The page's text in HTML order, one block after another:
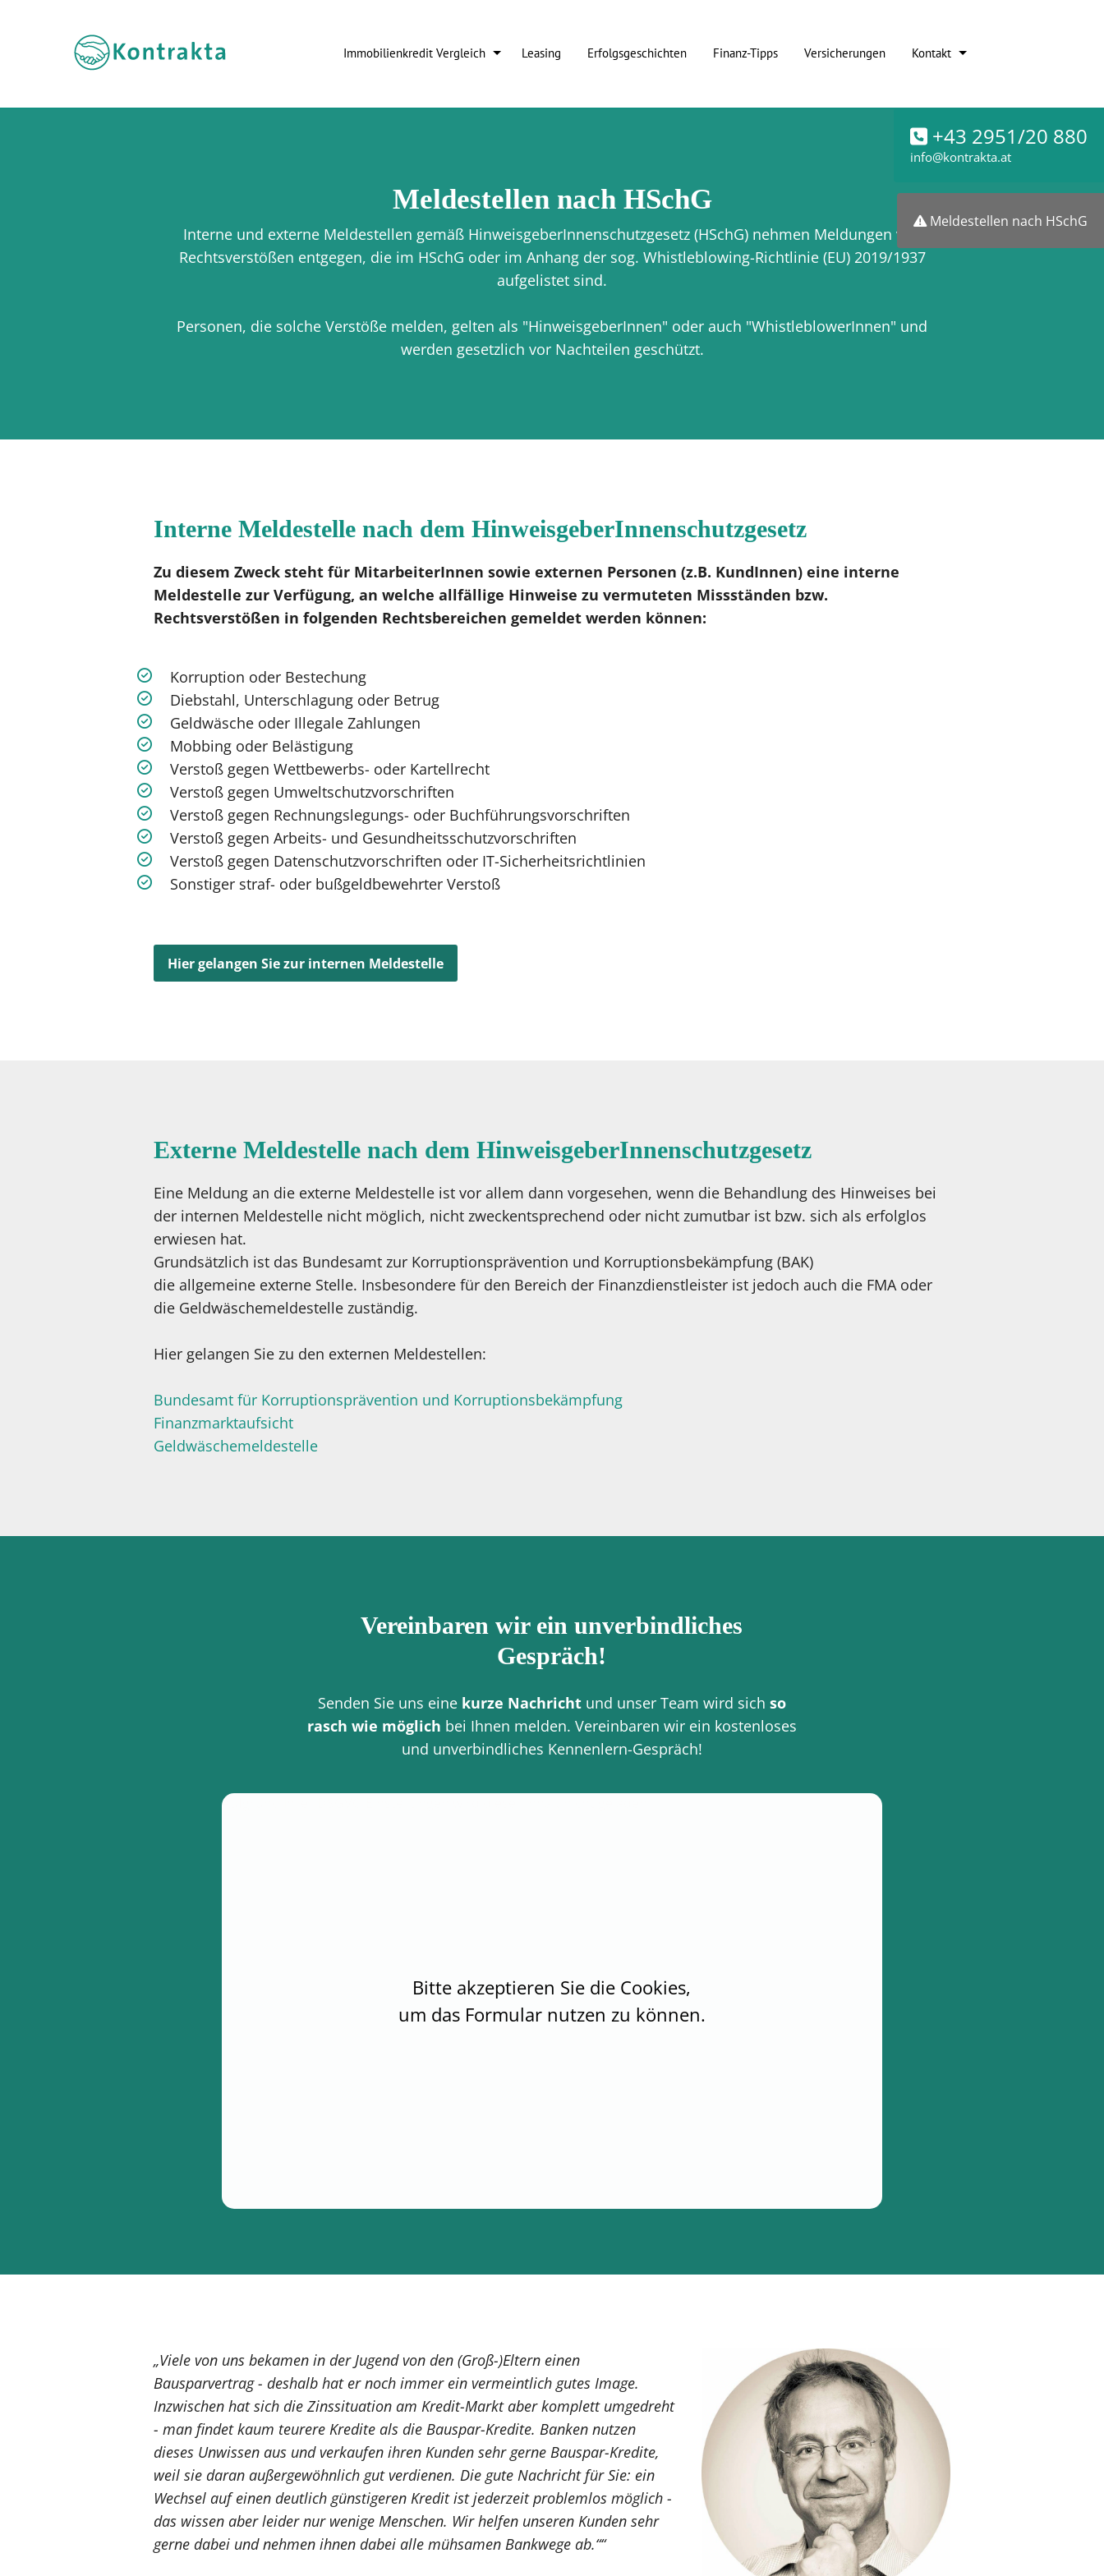
Immobilienkredit Vergleich Leasing Erfolgsgeschichten Finanz-Tipps Versicherungen Kontakt
Meldestellen nach HSchG
Interne und externe Meldestellen gemäß HinweisgeberInnenschutzgesetz (HSchG) nehmen Meldungen von
Rechtsverstößen entgegen, die im HSchG oder im Anhang der sog. Whistleblowing-Richtlinie (EU) 2019/1937
aufgelistet sind.
Personen, die solche Verstöße melden, gelten als "HinweisgeberInnen" oder auch "WhistleblowerInnen" und
werden gesetzlich vor Nachteilen geschützt.
Interne Meldestelle nach dem HinweisgeberInnenschutzgesetz
Zu diesem Zweck steht für MitarbeiterInnen sowie externen Personen (z.B. KundInnen) eine interne
Meldestelle zur Verfügung, an welche allfällige Hinweise zu vermuteten Missständen bzw.
Rechtsverstößen in folgenden Rechtsbereichen gemeldet werden können:
Korruption oder Bestechung
Diebstahl, Unterschlagung oder Betrug
Geldwäsche oder Illegale Zahlungen
Mobbing oder Belästigung
Verstoß gegen Wettbewerbs- oder Kartellrecht
Verstoß gegen Umweltschutzvorschriften
Verstoß gegen Rechnungslegungs- oder Buchführungsvorschriften
Verstoß gegen Arbeits- und Gesundheitsschutzvorschriften
Verstoß gegen Datenschutzvorschriften oder IT-Sicherheitsrichtlinien
Sonstiger straf- oder bußgeldbewehrter Verstoß
Hier gelangen Sie zur internen Meldestelle
Externe Meldestelle nach dem HinweisgeberInnenschutzgesetz
Eine Meldung an die externe Meldestelle ist vor allem dann vorgesehen, wenn die Behandlung des Hinweises bei
der internen Meldestelle nicht möglich, nicht zweckentsprechend oder nicht zumutbar ist bzw. sich als erfolglos
erwiesen hat.
Grundsätzlich ist das Bundesamt zur Korruptionsprävention und Korruptionsbekämpfung (BAK)
die allgemeine externe Stelle. Insbesondere für den Bereich der Finanzdienstleister ist jedoch auch die FMA oder
die Geldwäschemeldestelle zuständig.
Hier gelangen Sie zu den externen Meldestellen:
Bundesamt für Korruptionsprävention und Korruptionsbekämpfung
Finanzmarktaufsicht
Geldwäschemeldestelle
Vereinbaren wir ein unverbindliches
Gespräch!
Senden Sie uns eine kurze Nachrichtund unser Team wird sich so
rasch wie möglich bei Ihnen melden. Vereinbaren wir ein kostenloses
und unverbindliches Kennenlern-Gespräch!
Aufgrund Ihrer DSGVO Einstellungen wird dieser Inhalt nicht geladen.
Bitte akzeptieren Sie die Cookies,
um das Formular nutzen zu können.
„Viele von uns bekamen in der Jugend von den (Groß-)Eltern einen
Bausparvertrag - deshalb hat er noch immer ein vermeintlich gutes Image.
Inzwischen hat sich die Zinssituation am Kredit-Markt aber komplett umgedreht
- man findet kaum teurere Kredite als die Bauspar-Kredite. Banken nutzen
dieses Unwissen aus und verkaufen ihren Kunden sehr gerne Bauspar-Kredite,
weil sie daran außergewöhnlich gut verdienen. Die gute Nachricht für Sie: ein
Wechsel auf einen deutlich günstigeren Kredit ist jederzeit problemlos möglich -
das wissen aber leider nur wenige Menschen. Wir helfen unseren Kunden sehr
gerne dabei und nehmen ihnen dabei alle mühsamen Bankwege ab.““
+43 2951/20 880
info@kontrakta.at
Meldestellen nach HSchG